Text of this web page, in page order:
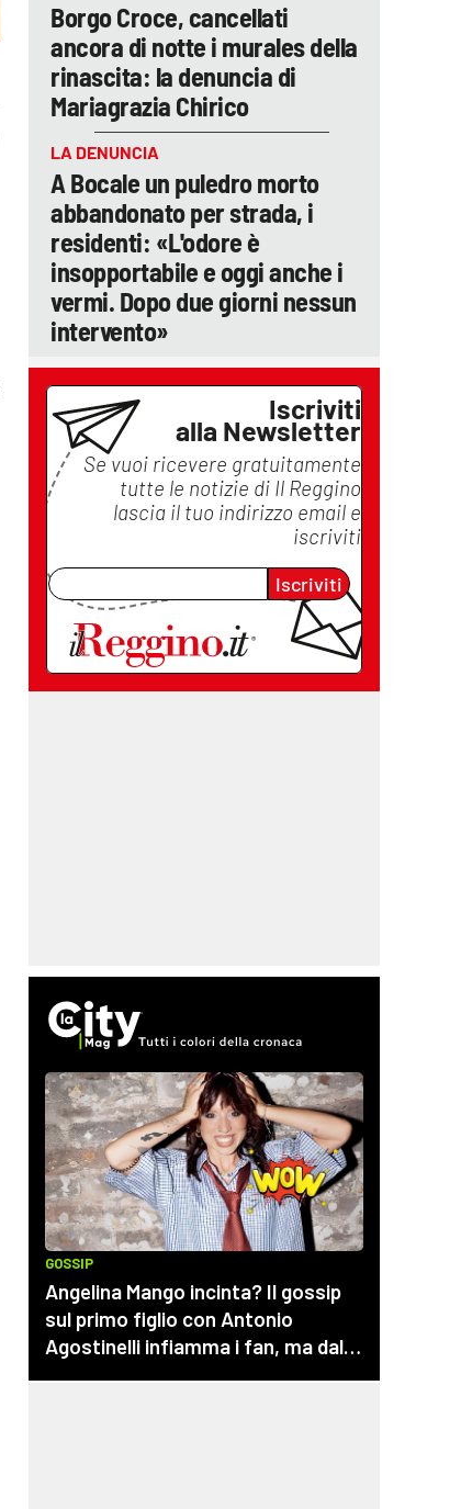
Borgo Croce, cancellati
ancora di notte i murales della
rinascita: la denuncia di
Mariagrazia Chirico
LA DENUNCIA
A Bocale un puledro morto
abbandonato per strada, i
residenti: «L'odore è
insopportabile e oggi anche i
vermi. Dopo due giorni nessun
intervento»
Iscriviti
alla Newsletter
Se vuoi ricevere gratuitamente
tutte le notizie di Il Reggino
lascia il tuo indirizzo email e
iscriviti
Iscriviti